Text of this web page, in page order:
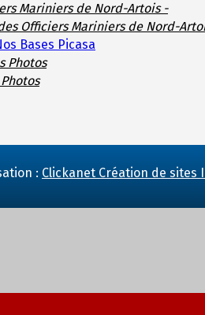
Mariniers de Nord-Artois -
Officiers Mariniers de Nord-
Bases Picasa
Photos
: Clickanet Création de sites